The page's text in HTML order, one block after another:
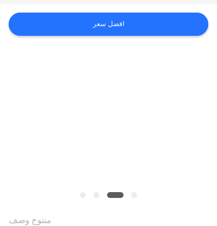
خريطة
الموقع
افضل سعر
منتوج وصف